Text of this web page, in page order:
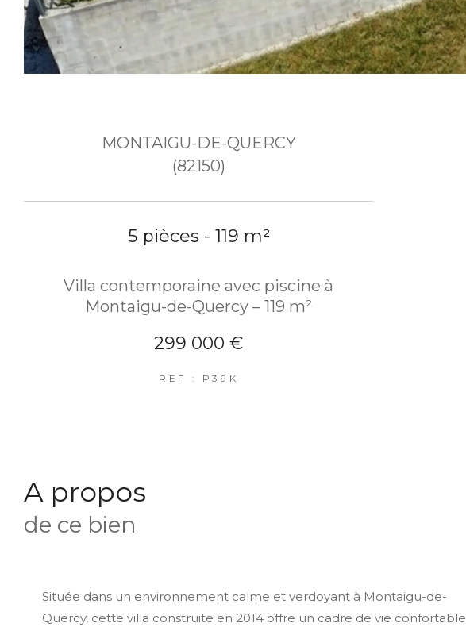
MONTAIGU-DE-QUERCY
(82150)
5 pièces - 119 m²
Villa contemporaine avec piscine à
Montaigu-de-Quercy – 119 m²
299 000 €
REF : P39K
a propos
de ce bien
Située dans un environnement calme et verdoyant à Montaigu-de-
Quercy, cette villa construite en 2014 offre un cadre de vie confortable